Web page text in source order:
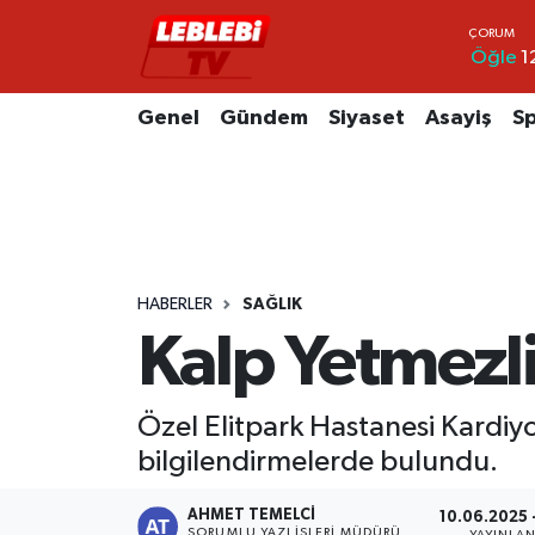
Öğle
Genel Gündem Siyaset Asayiş
HABERLER SAĞLIK
Kalp
Özel Elitpark Hastanesi
bilgilendirmelerde bulundu.
AHMET TEMELCI
SORUMLU YAZI İŞLERI MÜDÜRÜ
10.06.2025
Hava Durumu
Tüm Manşetler
Son Dakika Haberleri
Haber Arşivi